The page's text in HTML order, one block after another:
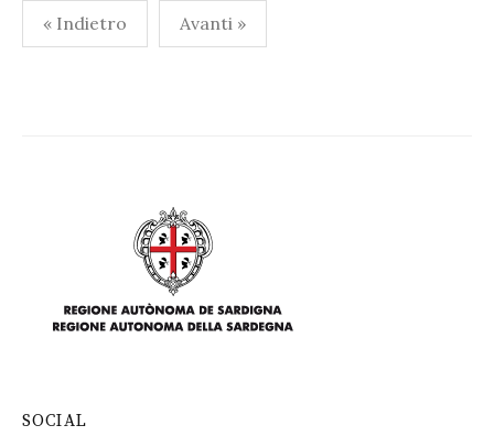
Paginazione
degli
« Indietro Avanti »
SOCIAL